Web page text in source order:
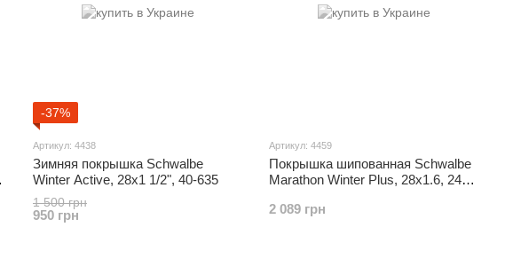
-37%
Артикул: 4438
Зимняя покрышка Schwalbe
Winter Active, 28x1 1/2", 40-635
1 500 грн
950 грн
Артикул: 4459
Покрышка шипованная Schwalbe
Marathon Winter Plus, 28x1.6, 240
2 089 грн